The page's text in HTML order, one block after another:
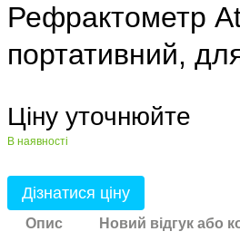
Рефрактометр
портативний,
Ціну уточнюйте
В наявності
Дізнатися ціну
Опис Новий відгук або